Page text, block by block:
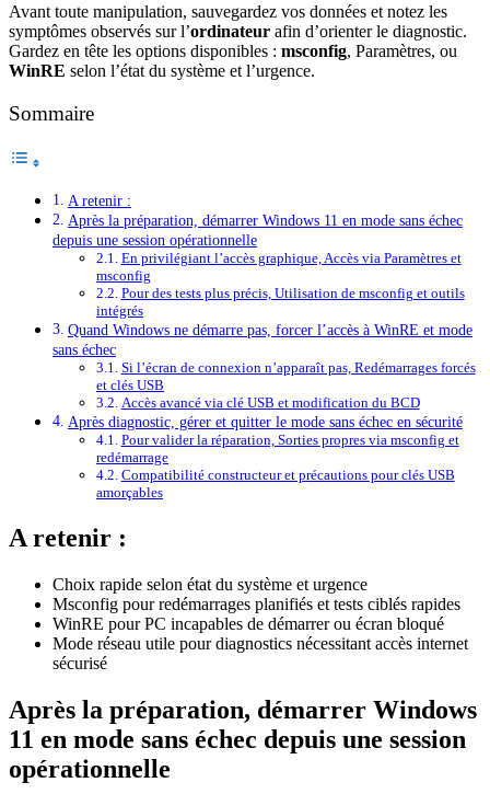
Avant toute manipulation, sauvegardez vos données et notez les
symptômes observés sur l’ordinateur afin d’orienter le diagnostic.
Gardez en tête les options disponibles : msconfig, Paramètres, ou
WinRE selon l’état du système et l’urgence.
Sommaire
A retenir :
Après la préparation, démarrer Windows 11 en mode sans échec
depuis une session opérationnelle
En privilégiant l’accès graphique, Accès via Paramètres et
msconfig
Pour des tests plus précis, Utilisation de msconfig et outils
intégrés
Quand Windows ne démarre pas, forcer l’accès à WinRE et mode
sans échec
Si l’écran de connexion n’apparaît pas, Redémarrages forcés
et clés USB
Accès avancé via clé USB et modification du BCD
Après diagnostic, gérer et quitter le mode sans échec en sécurité
Pour valider la réparation, Sorties propres via msconfig et
redémarrage
Compatibilité constructeur et précautions pour clés USB
amorçables
A retenir :
Choix rapide selon état du système et urgence
Msconfig pour redémarrages planifiés et tests ciblés rapides
WinRE pour PC incapables de démarrer ou écran bloqué
Mode réseau utile pour diagnostics nécessitant accès internet
sécurisé
Après la préparation, démarrer Windows
11 en mode sans échec depuis une session
opérationnelle